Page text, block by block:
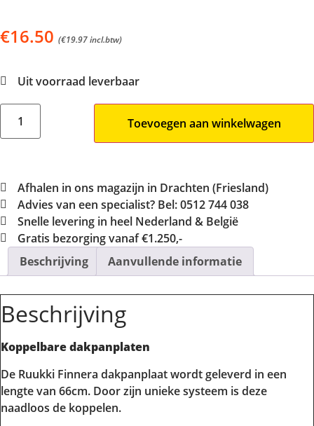
€16.50 (€19.97incl.btw)
Uit voorraad leverbaar
Toevoegen aan winkelwagen
Afhalen in ons magazijn in Drachten (Friesland)
Advies van een specialist? Bel: 0512 744 038
Snelle levering in heel Nederland & België
Gratis bezorging vanaf €1.250,-
Beschrijving
Aanvullende informatie
Beschrijving
Koppelbare dakpanplaten
De Ruukki Finnera dakpanplaat wordt geleverd in een
lengte van 66cm. Door zijn unieke systeem is deze
naadloos de koppelen.